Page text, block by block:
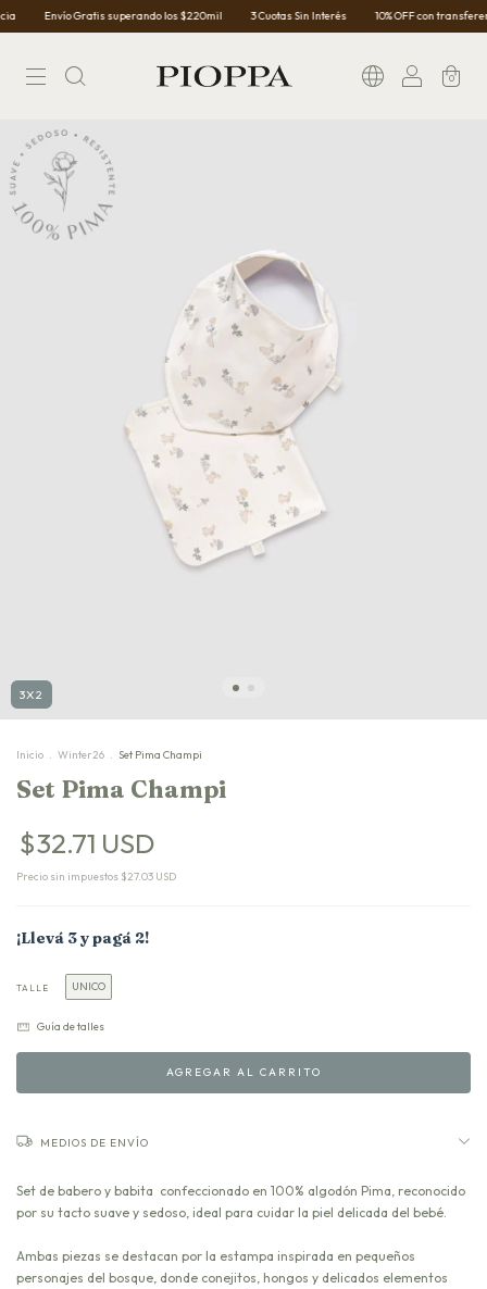
Envío Gratis superando los $220mil 3 Cuotas Sin Interés 10% OFF con
0
3X2
Inicio . Winter26 . Set Pima Champi
Set Pima Champi
$32.71 USD
Precio sin impuestos $27.03 USD
¡Llevá 3 y pagá 2!
TALLE UNICO
Guía de talles
MEDIOS DE ENVÍO
Set de babero y babita confeccionado en 100% algodón Pima, reconocido
por su tacto suave y sedoso, ideal para cuidar la piel delicada del bebé.
Ambas piezas se destacan por la estampa inspirada en pequeños
personajes del bosque, donde conejitos, hongos y delicados elementos